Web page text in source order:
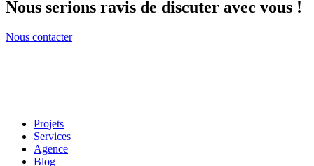
Nous serions ravis de discuter avec vous !
Nous contacter
Projets
Services
Agence
Blog